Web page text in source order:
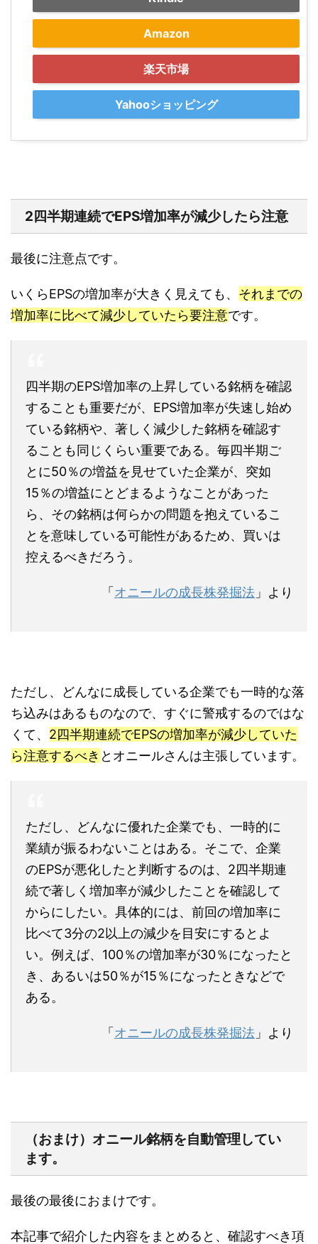
Amazon
楽天市場
Yahooショッピング
2四半期連続でEPS増加率が減少したら注意
最後に注意点です。
いくらEPSの増加率が大きく見えても、 それまでの
増加率に比べて減少していたら要注意です。
四半期のEPS増加率の上昇している銘柄を確認
することも重要だが、EPS増加率が失速し始め
ている銘柄や、著しく減少した銘柄を確認す
ることも同じくらい重要である。毎四半期ご
とに50％の増益を見せていた企業が、突如
15％の増益にとどまるようなことがあった
ら、その銘柄は何らかの問題を抱えているこ
とを意味している可能性があるため、買いは
控えるべきだろう。
「オニールの成長株発掘法 」より
ただし、どんなに成長している企業でも一時的な落
ち込みはあるものなので、すぐに警戒するのではな
くて、 2四半期連続でEPSの増加率が減少していた
ら注意するべき とオニールさんは主張しています。
ただし、どんなに優れた企業でも、一時的に
業績が振るわないことはある。そこで、企業
のEPSが悪化したと判断するのは、2四半期連
続で著しく増加率が減少したことを確認して
からにしたい。具体的には、前回の増加率に
比べて3分の2以上の減少を目安にするとよ
い。例えば、100％の増加率が30％になったと
き、あるいは50％が15％になったときなどで
ある。
「オニールの成長株発掘法 」より
（おまけ）オニール銘柄を自動管理してい
ます。
最後の最後におまけです。
本記事で紹介した内容をまとめると、確認すべき項